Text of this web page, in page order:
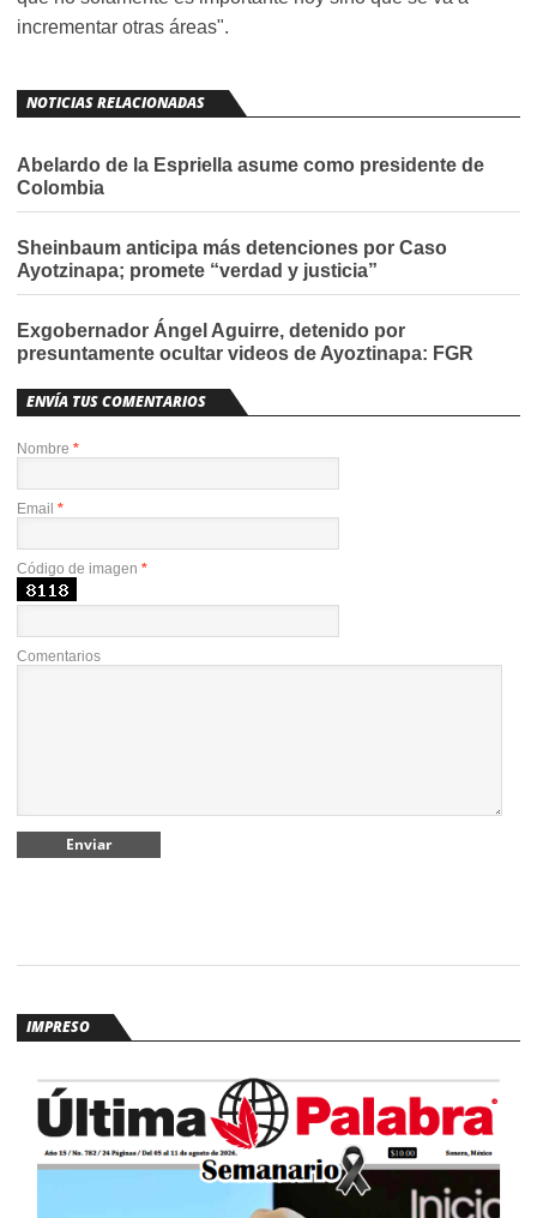
incrementar otras áreas".
NOTICIAS RELACIONADAS
Abelardo de la Espriella asume como presidente de
Colombia
Sheinbaum anticipa más detenciones por Caso
Ayotzinapa; promete “verdad y justicia”
Exgobernador Ángel Aguirre, detenido por
presuntamente ocultar videos de Ayoztinapa: FGR
ENVÍA TUS COMENTARIOS
Nombre *
Email *
Código de imagen *
Comentarios
IMPRESO